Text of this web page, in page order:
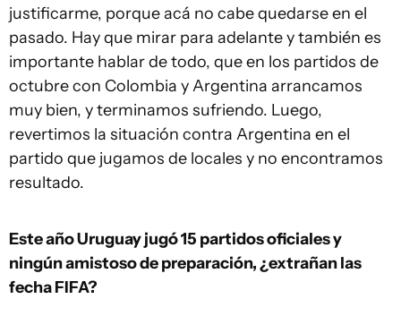
justificarme, porque acá no cabe quedarse en el
pasado. Hay que mirar para adelante y también es
importante hablar de todo, que en los partidos de
octubre con Colombia y Argentina arrancamos
muy bien, y terminamos sufriendo. Luego,
revertimos la situación contra Argentina en el
partido que jugamos de locales y no encontramos
resultado.
Este año Uruguay jugó 15 partidos oficiales y
ningún amistoso de preparación, ¿extrañan las
fecha FIFA?